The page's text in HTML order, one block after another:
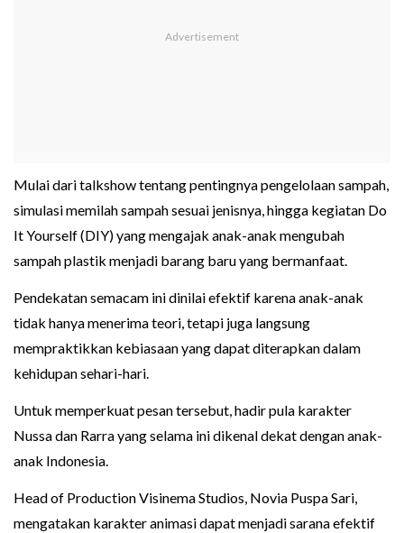
Mulai dari talkshow tentang pentingnya pengelolaan sampah,
simulasi memilah sampah sesuai jenisnya, hingga kegiatan Do
It Yourself (DIY) yang mengajak anak-anak mengubah
sampah plastik menjadi barang baru yang bermanfaat.
Pendekatan semacam ini dinilai efektif karena anak-anak
tidak hanya menerima teori, tetapi juga langsung
mempraktikkan kebiasaan yang dapat diterapkan dalam
kehidupan sehari-hari.
Untuk memperkuat pesan tersebut, hadir pula karakter
Nussa dan Rarra yang selama ini dikenal dekat dengan anak-
anak Indonesia.
Head of Production Visinema Studios, Novia Puspa Sari,
mengatakan karakter animasi dapat menjadi sarana efektif